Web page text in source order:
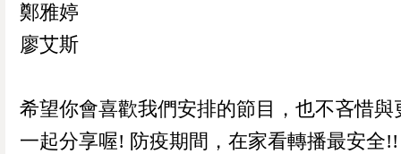
鄭雅婷
廖艾斯
希望你會喜歡我們安排的節目，也不吝惜與
一起分享喔! 防疫期間，在家看轉播最安全